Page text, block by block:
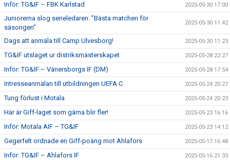
Inför: TG&IF – FBK Karlstad 2025-05-30 17:00
Juniorerna slog serieledaren: ”Bästa matchen för
säsongen”
2025-05-30 11:42
Dags att anmäla till Camp Ulvesborg! 2025-05-30 11:23
TG&IF utslaget ur distriksmästerskapet 2025-05-28 22:27
Inför: TG&IF – Vänersborgs IF (DM) 2025-05-28 17:54
Intresseanmälan till utbildningen UEFA C 2025-05-24 20:27
Tung förlust i Motala 2025-05-24 20:23
Här är Giff-laget som gärna blir fler! 2025-05-23 16:16
Inför: Motala AIF – TG&IF 2025-05-23 14:12
Gegerfelt ordnade en Giff-poäng mot Ahlafors 2025-05-17 16:48
Inför: TG&IF – Ahlafors IF 2025-05-16 21:33